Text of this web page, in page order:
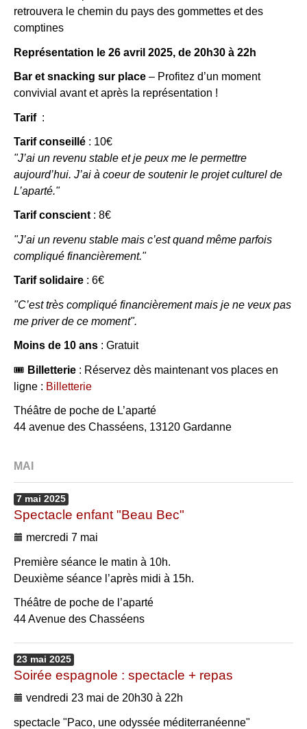
retrouvera le chemin du pays des gommettes et des
comptines
Représentation le 26 avril 2025, de 20h30 à 22h
Bar et snacking sur place – Profitez d’un moment
convivial avant et après la représentation !
Tarif :
Tarif conseillé : 10€
"J’ai un revenu stable et je peux me le permettre
aujourd’hui. J’ai à coeur de soutenir le projet culturel de
L’aparté."
Tarif conscient: 8€
"J’ai un revenu stable mais c’est quand même parfois
compliqué financièrement."
Tarif solidaire : 6€
"C’est très compliqué financièrement mais je ne veux pas
me priver de ce moment".
Moins de 10 ans : Gratuit
🎟 Billetterie : Réservez dès maintenant vos places en
ligne : Billetterie
Théâtre de poche de L’aparté
44 avenue des Chasséens, 13120 Gardanne
MAI
7 mai 2025
Spectacle enfant "Beau Bec"
mercredi 7 mai
Première séance le matin à 10h.
Deuxième séance l’après midi à 15h.
Théâtre de poche de l’aparté
44 Avenue des Chasséens
23 mai 2025
Soirée espagnole : spectacle + repas
vendredi 23 mai de 20h30 à 22h
spectacle "Paco, une odyssée méditerranéenne"